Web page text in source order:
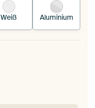
Weiß Aluminium